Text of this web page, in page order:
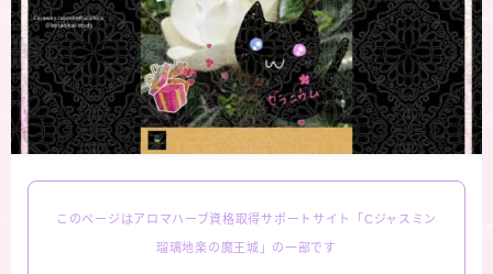
Cジャスミン瑠璃地楽の主な活動先リンク集
プロフィール
おすすめ商品＆レビュー
このページはアロマハーブ資格取得サポートサイト「Cジャスミン
瑠璃地楽の魔王城」の一部です